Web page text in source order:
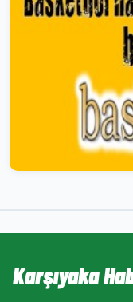
Karşıyaka